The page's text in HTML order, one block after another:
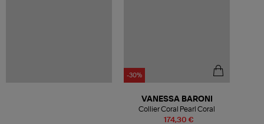
-30%
174,30 €
VANESSA BARONI
Collier Coral Pearl Coral